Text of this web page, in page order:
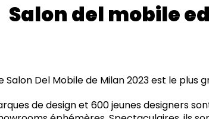
Salon del mobile
de Tobia Scarpa
Salon Del Mobile de Milan 2023 est le
de design et 600 jeunes designers